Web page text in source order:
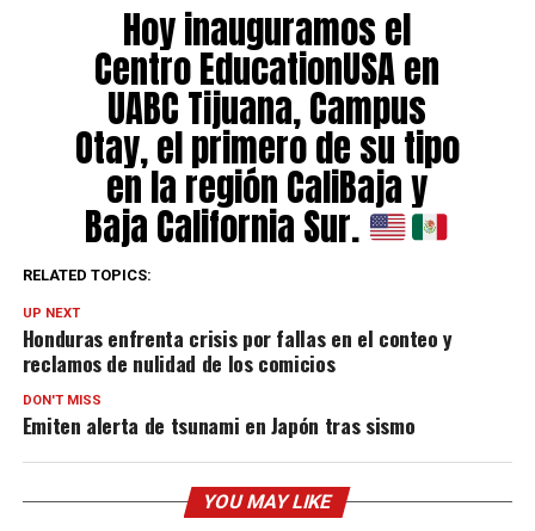
Hoy inauguramos el
Centro EducationUSA en
UABC Tijuana, Campus
Otay, el primero de su tipo
en la región CaliBaja y
Baja California Sur.
El Ministro Consejero para
Diplomacia Pública de la
Embajada Estados Unidos
en México Silvio González
y el Cónsul General
Christopher…
RELATED TOPICS:
UP NEXT
Honduras enfrenta crisis por fallas en el conteo y
reclamos de nulidad de los comicios
DON'T MISS
Emiten alerta de tsunami en Japón tras sismo
YOU MAY LIKE